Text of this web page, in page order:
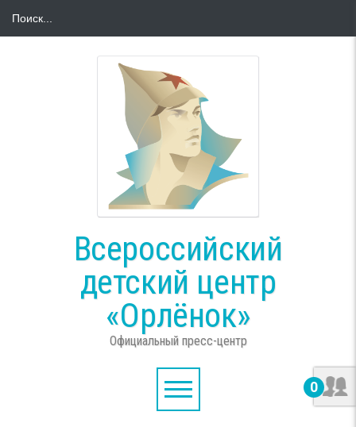
Всероссийский
детский центр
«Орлёнок»
Официальный пресс-центр
0